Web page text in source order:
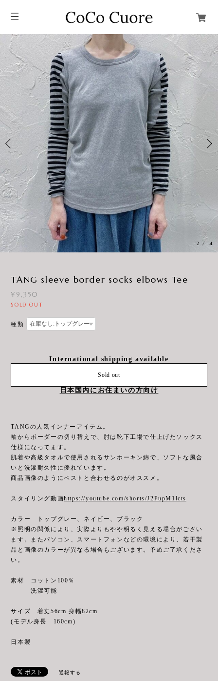
2 / 14
TANG sleeve border socks elbows Tee
¥9,350
SOLD OUT
種類
International shipping available
Sold out
日本国内にお住まいの方向け
TANGの人気インナーアイテム。
袖からボーダーの切り替えで、肘は靴下工場で仕上げたソックス
仕様になってます。
肌着や高級タオルで使用されるサンホーキン綿で、ソフトな風合
いと洗濯耐久性に優れています。
商品画像のようにベストと合わせるのがオススメ。
スタイリング動画https://youtube.com/shorts/J2PupM1lcts
カラー トップグレー、ネイビー、ブラック
※照明の関係により、実際よりもやや明るく見える場合がござい
ます。またパソコン、スマートフォンなどの環境により、若干製
品と画像のカラーが異なる場合もございます。予めご了承くださ
い。
素材 コットン100％
洗濯可能
サイズ 着丈56cm 身幅82cm
(モデル身長 160cm)
日本製
通報する